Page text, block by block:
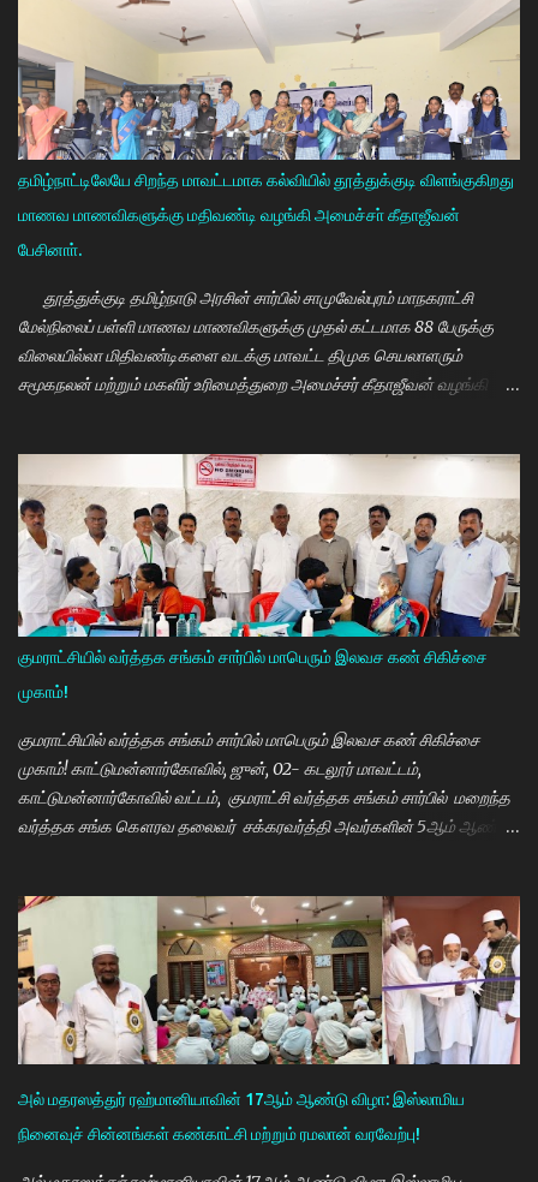
தமிழ்நாட்டிலேயே சிறந்த மாவட்டமாக கல்வியில் தூத்துக்குடி விளங்குகிறது
மாணவ மாணவிகளுக்கு மதிவண்டி வழங்கி அமைச்சா் கீதாஜீவன்
பேசினாா்.
தூத்துக்குடி தமிழ்நாடு அரசின் சார்பில் சாமுவேல்புரம் மாநகராட்சி
மேல்நிலைப் பள்ளி மாணவ மாணவிகளுக்கு முதல் கட்டமாக 88 பேருக்கு
விலையில்லா மிதிவண்டிகளை வடக்கு மாவட்ட திமுக செயலாளரும்
சமூகநலன் மற்றும் மகளிர் உரிமைத்துறை அமைச்சர் கீதாஜீவன் வழங்கி
கல்வியில் சிறந்து விளங்க வேண்டும் என்பதற்காக முதலமைச்சர்
மு.க.ஸ்டாலின் அதிக முயற்சி எடுத்து கல்வியும். மருத்துவமும் எனது இரு
கண்கள் என முதலமைச்சர் கூறி வருகிறார். எத்தனையோ
மாணவியர்களுக்கு கிடைக்காத வாய்ப்பு உங்களுக்கு கிடைத்திருக்கிறது.
முன்பு 8 ம் வகுப்பு அல்லது 10 ம் வகுப்பிலேயே மாணவியர்களின்
பள்ளிப்படிப்பை நிறுத்தும் நிலையை மாற்றி, பெண் குழந்தைகள் கல்லூரி
வரை படிக்க வேண்டும். அவர்களுக்கு உயர்கல்வி மிக அவசியம் என்பதில்
அதிக முயற்சி எடுத்து வருகிறார்கள். உயர்கல்வி படிக்கின்ற
மாணவியர்களுக்கு மாதந்தோறும் ரூ.1000 வழங்கும் புதுமைப்பெண்
திட்டத்தை செயல்படுத்தி வருகிறார். எதிர்கால தலைவர்களான மாணவர்க...
குமராட்சியில் வர்த்தக சங்கம் சார்பில் மாபெரும் இலவச கண் சிகிச்சை
முகாம்!
குமராட்சியில் வர்த்தக சங்கம் சார்பில் மாபெரும் இலவச கண் சிகிச்சை
முகாம்! காட்டுமன்னார்கோவில், ஜுன், 02- கடலூர் மாவட்டம்,
காட்டுமன்னார்கோவில் வட்டம், குமராட்சி வர்த்தக சங்கம் சார்பில் மறைந்த
வர்த்தக சங்க கௌரவ தலைவர் சக்கரவர்த்தி அவர்களின் 5ஆம் ஆண்டு
ஒருங்கிணைப்பாளர் திருவேங்கடம் மற்றும் செவிலியர்கள் தலைமையில்
நடைபெற்றது. நிகழ்ச்சியில் கண் மருத்துவர் இளையராஜா சிறப்பு
அழைப்பாளராக கலந்து கொண்டு குத்துவிளக்கு ஏற்றி நிகழ்ச்சினை
துவங்கி வைத்தார். நிகழ்ச்சிக்கு குமராட்சி வர்த்தக சங்கத் தலைவர்
கே.ஆர்.ஜி. தமிழ்வாணன் முன்னிலை வகித்தார். நிகழ்ச்சியில் செயலாளர்
மணிவண்ணன், ஒருங்கிணைப்பாளர் அப்துல்பாசித் மற்றும் சங்க
நிர்வாகிகள் குமரவடிவு, துரைசிங்கம், பிரதீப், அப்துல்ரவுப், பார்த்தசாரதி,
மணிகண்டன், செந்தில்குமார், முஸ்தபா, பிரத...
அல் மதரஸத்துர் ரஹ்மானியாவின் 17ஆம் ஆண்டு விழா: இஸ்லாமிய
நினைவுச் சின்னங்கள் கண்காட்சி மற்றும் ரமலான் வரவேற்பு!